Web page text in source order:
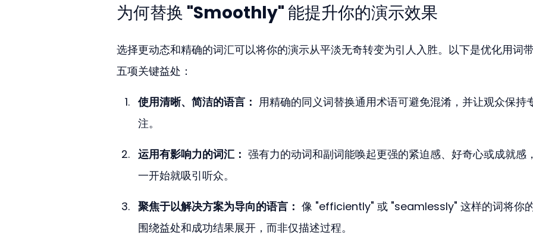
为何替换 "Smoothly" 能提升你的演示效果
选择更动态和精确的词汇可以将你的演示从平淡无奇转变为引人入胜。以下是优化用词
五项关键益处：
使用清晰、简洁的语言： 用精确的同义词替换通用术语可避免混淆，并让观众保持
注。
运用有影响力的词汇： 强有力的动词和副词能唤起更强的紧迫感、好奇心或成就感
一开始就吸引听众。
聚焦于以解决方案为导向的语言： 像 "efficiently" 或 "seamlessly" 这样的词将你
围绕益处和成功结果展开，而非仅描述过程。